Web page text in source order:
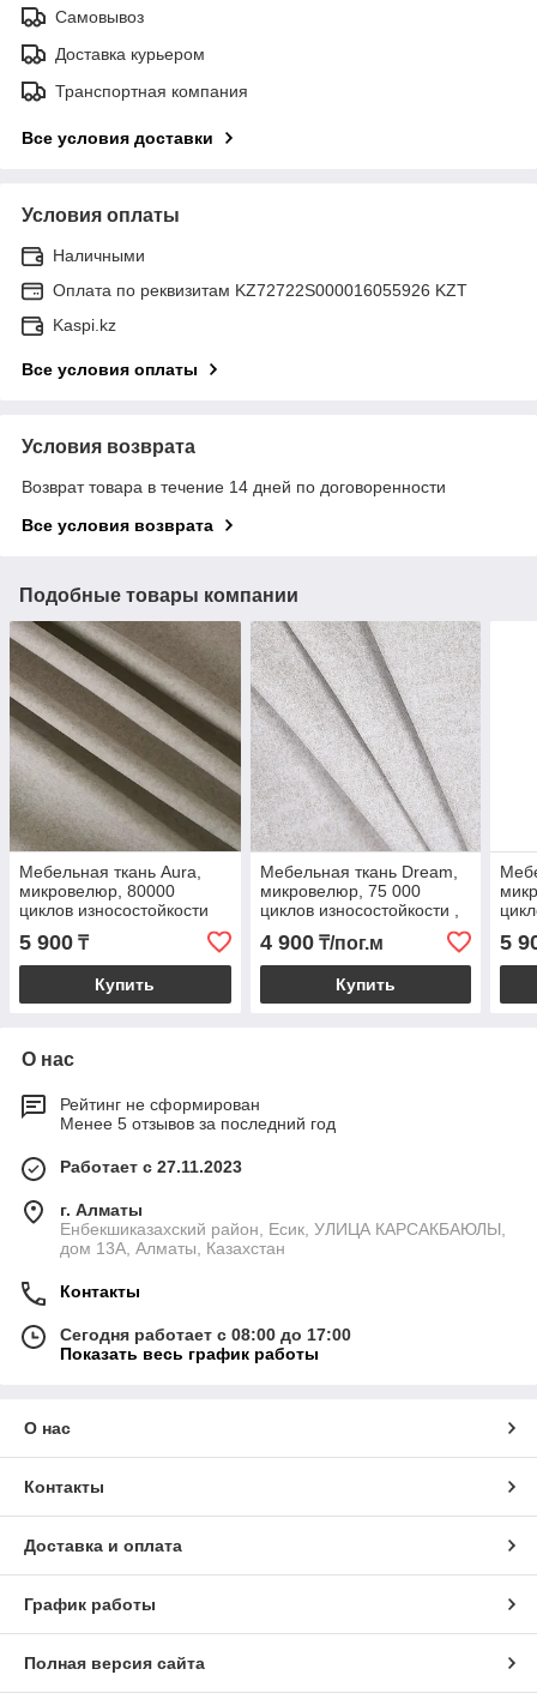
Самовывоз
Доставка курьером
Транспортная компания
Все условия доставки
Условия оплаты
Наличными
Оплата по реквизитам KZ72722S000016055926 KZT
Kaspi.kz
Все условия оплаты
Условия возврата
Возврат товара в течение 14 дней по договоренности
Все условия возврата
Подобные товары компании
Мебельная ткань Aura,
микровелюр, 80000
циклов износостойкости
5 900 ₸
Купить
Мебельная ткань Dream,
микровелюр, 75 000
циклов износостойкости ,
4 900₸/пог.м
Купить
5
О нас
Рейтинг не сформирован
Менее 5 отзывов за последний год
Работает с 27.11.2023
г. Алматы
Енбекшиказахский район, Есик, УЛИЦА КАРСАКБАЮЛЫ,
дом 13А, Алматы, Казахстан
Контакты
Сегодня работает с 08:00 до 17:00
Показать весь график работы
О нас
Контакты
Доставка и оплата
График работы
Полная версия сайта